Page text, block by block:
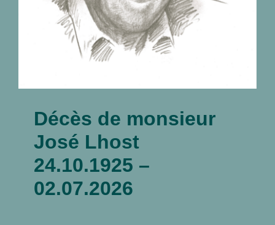
Décès de monsieur
José Lhost
24.10.1925 –
02.07.2026